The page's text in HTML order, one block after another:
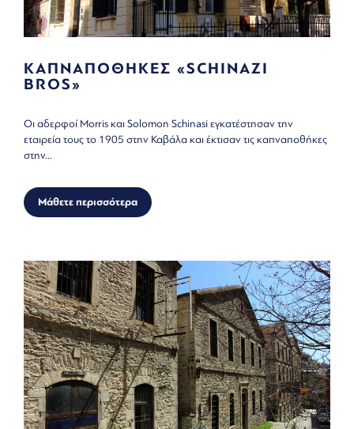
ΚΑΠΝΑΠΟΘΗΚΕΣ «SCHINAZI
BROS»
Οι αδερφοί Morris και Solomon Schinasi εγκατέστησαν την
εταιρεία τους τo 1905 στην Καβάλα και έκτισαν τις καπναποθήκες
στην...
Μάθετε περισσότερα